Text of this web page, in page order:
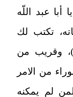
أبا عبد اللّه
تكتب لك
زوره، والزورة حجّة وعمرة (6)، وقريب من
من الامر
لم يمكنه